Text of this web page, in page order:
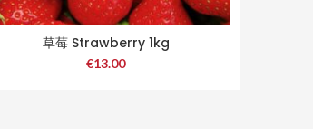
草莓 Strawberry 1kg
€13.00